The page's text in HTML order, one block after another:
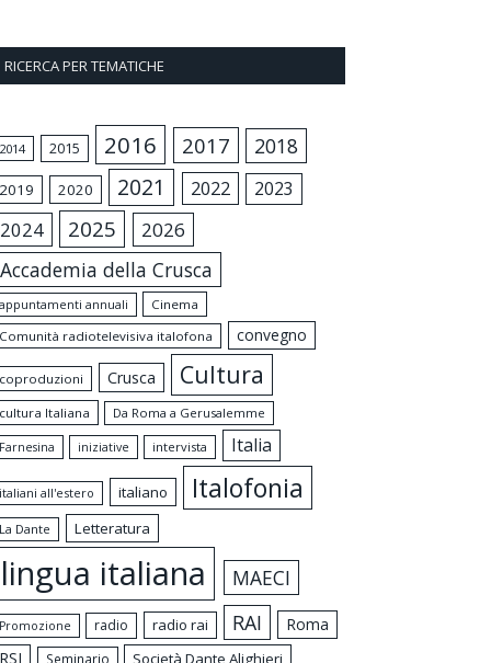
RICERCA PER TEMATICHE
2014 2015 2016 2017 2018
2019 2020 2021 2022 2023
2024 2025 2026
Accademia della Crusca
appuntamenti annuali
Cinema
Comunità radiotelevisiva italofona
convegno
coproduzioni Crusca Cultura
cultura Italiana Da Roma a Gerusalemme
Farnesina iniziative intervista Italia
italiani all'estero italiano Italofonia
La Dante Letteratura
lingua italiana MAECI
Promozione radio radio rai RAI
Roma
RSI
Seminario Società Dante Alighieri